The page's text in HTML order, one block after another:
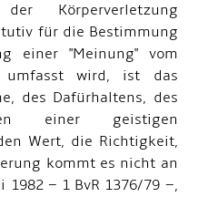
Körperverletzung
für die Bestimmung
einer "Meinung" vom
umfasst wird, ist das
des Dafürhaltens, des
einer geistigen
Wert, die Richtigkeit,
kommt es nicht an
1982 – 1 BvR 1376/79 –,